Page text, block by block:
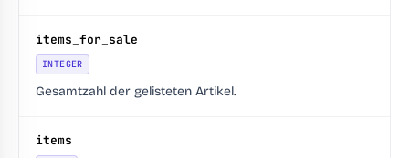
items_for_sale
INTEGER
Gesamtzahl der gelisteten Artikel.
items